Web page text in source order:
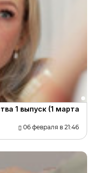
1 выпуск (1 марта
06 февраля в 21:46